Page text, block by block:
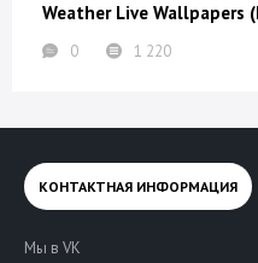
Weather Live Wallpapers
0 1 220
КОНТАКТНАЯ ИНФОРМАЦИЯ
Мы в VK